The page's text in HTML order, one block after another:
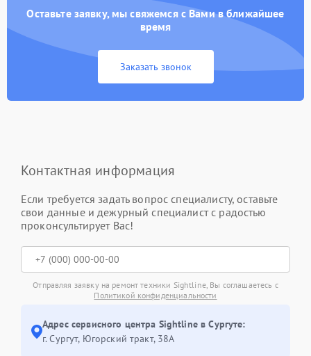
Оставьте заявку, мы свяжемся с Вами в ближайшее
время
Заказать звонок
Контактная информация
Если требуется задать вопрос специалисту, оставьте
свои данные и дежурный специалист с радостью
проконсультирует Вас!
Отправляя заявку на ремонт техники Sightline, Вы соглашаетесь с
Политикой конфиденциальности
Адрес сервисного центра Sightline в Сургуте:
г. Сургут, Югорский тракт, 38А